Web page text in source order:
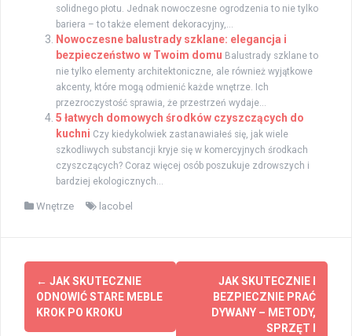
solidnego płotu. Jednak nowoczesne ogrodzenia to nie tylko
bariera – to także element dekoracyjny,...
Nowoczesne balustrady szklane: elegancja i
bezpieczeństwo w Twoim domu Balustrady szklane to
nie tylko elementy architektoniczne, ale również wyjątkowe
akcenty, które mogą odmienić każde wnętrze. Ich
przezroczystość sprawia, że przestrzeń wydaje...
5 łatwych domowych środków czyszczących do
kuchni Czy kiedykolwiek zastanawiałeś się, jak wiele
szkodliwych substancji kryje się w komercyjnych środkach
czyszczących? Coraz więcej osób poszukuje zdrowszych i
bardziej ekologicznych...
Wnętrze lacobel
Post
navigation
← JAK SKUTECZNIE
ODNOWIĆ STARE MEBLE
KROK PO KROKU
JAK SKUTECZNIE I
BEZPIECZNIE PRAĆ
DYWANY – METODY,
SPRZĘT I